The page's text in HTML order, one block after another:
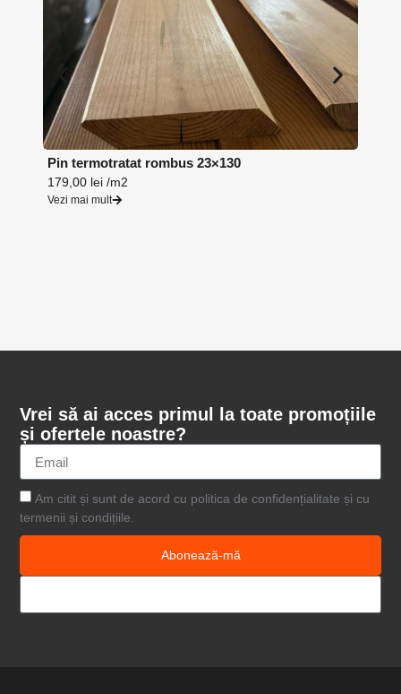
Pin termotratat rombus 23×130
179,00 lei /m2
Vezi mai mult
Vrei să ai acces primul la toate promoțiile
și ofertele noastre?
Am citit și sunt de acord cu politica de confidențialitate și cu
termenii și condițiile.
Abonează-mă